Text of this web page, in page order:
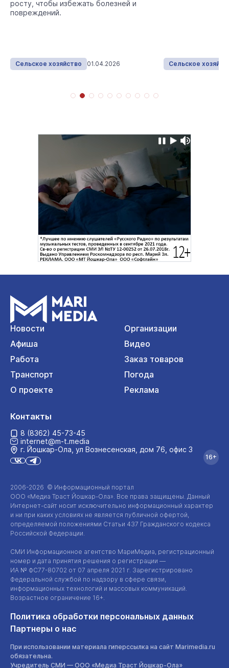
росту, чтобы избежать болезней и
повреждений.
Сельское хозяйство 01.04.2026 Сельское
Новости
Организации
Афиша
Видео
Работа
Заказ товаров
Транспорт
Погода
О проекте
Реклама
2006-2026 © Информационный портал
ООО «Медиа Траст Йошкар-Ола» . Все права защищены. Данный
Интернет-сайт носит исключительно информационный характер
и ни при каких условиях не является публичной офертой,
определяемой положениями Статьи 437 Гражданского кодекса
Российской Федерации.
СМИ Информационное агентство МариМедиа, регистрационный
номер и дата принятия решения о регистрации —
ИА № ФС77-80702 от 07 апреля 2021 г. Зарегистрировано
Федеральной службой по надзору в сфере связи,
информационных технологий и массовых коммуникаций.
Возрастное ограничение 16+.
Политика обработки персональных данных
Партнеры о нас
При использовании материала гиперссылка на сайт Marimedia.ru
обязательна.
Учредитель СМИ — ООО «Медиа Траст Йошкар-Ола»
Контакты
8 (8362) 45-73-45
internet@m-t.media
г. Йошкар‑Ола, ул Вознесенская, дом 76, офис 3
16+